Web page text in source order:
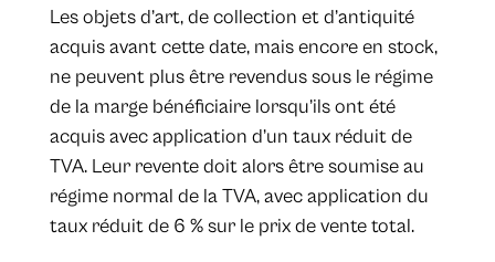
Les objets d’art, de collection et d’antiquité
acquis avant cette date, mais encore en stock,
ne peuvent plus être revendus sous le régime
de la marge bénéficiaire lorsqu’ils ont été
acquis avec application d’un taux réduit de
TVA. Leur revente doit alors être soumise au
régime normal de la TVA, avec application du
taux réduit de 6 % sur le prix de vente total.